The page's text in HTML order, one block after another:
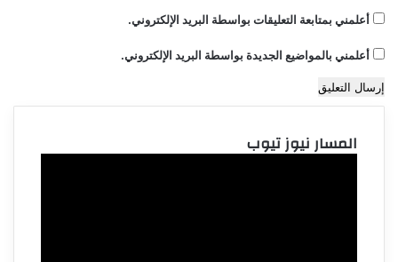
أعلمني بمتابعة التعليقات بواسطة البريد الإلكتروني.
أعلمني بالمواضيع الجديدة بواسطة البريد الإلكتروني.
المسار نيوز تيوب